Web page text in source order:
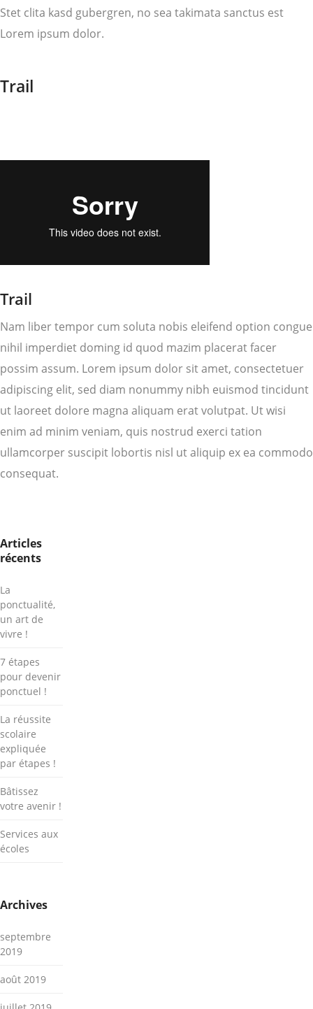
Stet clita kasd gubergren, no sea takimata sanctus est
Lorem ipsum dolor.
Trail
Trail
Nam liber tempor cum soluta nobis eleifend option congue
nihil imperdiet doming id quod mazim placerat facer
possim assum. Lorem ipsum dolor sit amet, consectetuer
adipiscing elit, sed diam nonummy nibh euismod tincidunt
ut laoreet dolore magna aliquam erat volutpat. Ut wisi
enim ad minim veniam, quis nostrud exerci tation
ullamcorper suscipit lobortis nisl ut aliquip ex ea commodo
consequat.
Articles
récents
La
ponctualité,
un art de
vivre !
7 étapes
pour devenir
ponctuel !
La réussite
scolaire
expliquée
par étapes !
Bâtissez
votre avenir !
Services aux
écoles
Archives
septembre
2019
août 2019